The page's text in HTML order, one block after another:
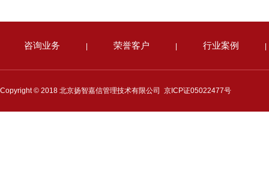
咨询业务 荣誉客户 行业案例
Copyright © 2018 北京扬智嘉信管理技术有限公司 京ICP证05022477号